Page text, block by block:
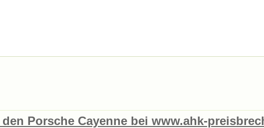
Porsche Cayenne bei www.ahk-